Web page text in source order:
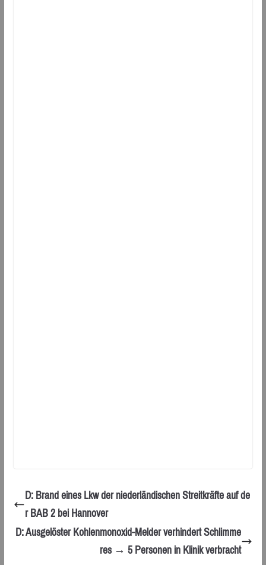
D: Brand eines Lkw der niederländischen Streitkräfte auf de
r BAB 2 bei Hannover
D: Ausgelöster Kohlenmonoxid-Melder verhindert Schlimme
res → 5 Personen in Klinik verbracht